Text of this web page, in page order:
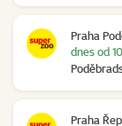
Praha
dnes od
Praha